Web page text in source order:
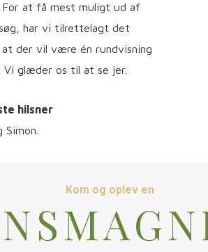
For at få mest muligt ud af
har vi tilrettelagt det
at der vil være én rundvisning
Vi glæder os til at se jer.
hilsner
Simon.
Kom og oplev en